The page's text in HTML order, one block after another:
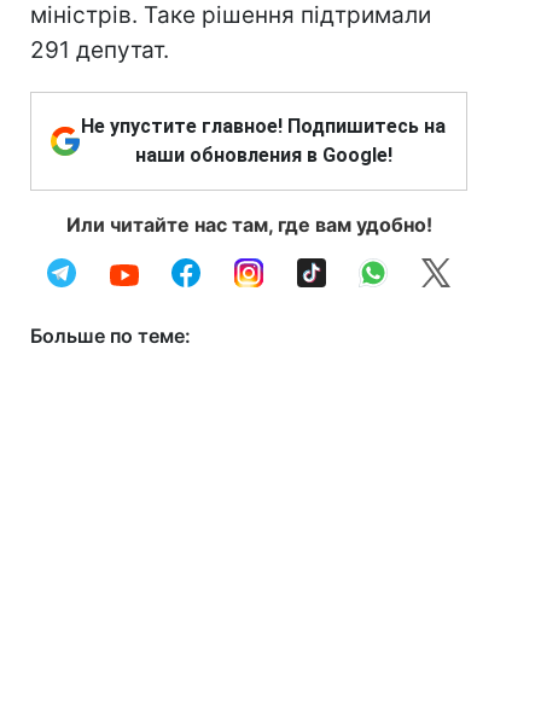
міністрів. Таке рішення підтримали
291 депутат.
Не упустите главное! Подпишитесь на
наши обновления в Google!
Или читайте нас там, где вам удобно!
Больше по теме: